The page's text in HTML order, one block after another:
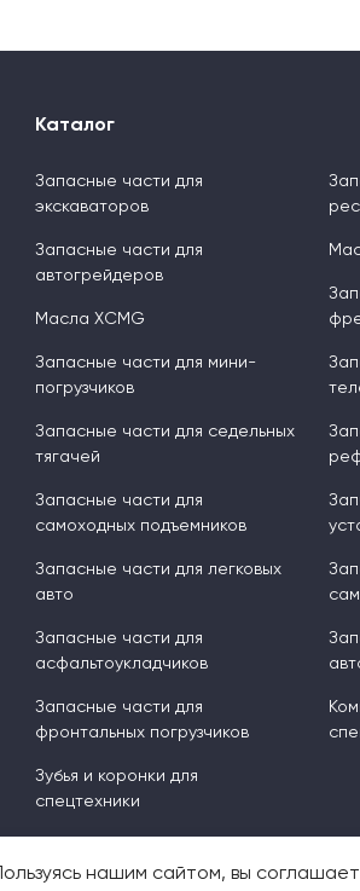
Каталог
Запасные части для
экскаваторов
Запасные части для
автогрейдеров
Масла XCMG
Запасные части для мини-
погрузчиков
Запасные части для седельных
тягачей
Запасные части для
самоходных подъемников
Запасные части для легковых
авто
Запасные части для
асфальтоукладчиков
Запасные части для
фронтальных погрузчиков
Зубья и коронки для
спецтехники
Пользуясь нашим сайтом, вы